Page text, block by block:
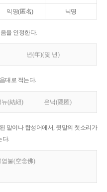
익명(匿名) 닉명
을 인정한다.
년(年)(몇 년)
대로 적는다.
뉴(結紐) 은닉(隱匿)
말이나 합성어에서, 뒷말의 첫소리가
다.
염불(空念佛)